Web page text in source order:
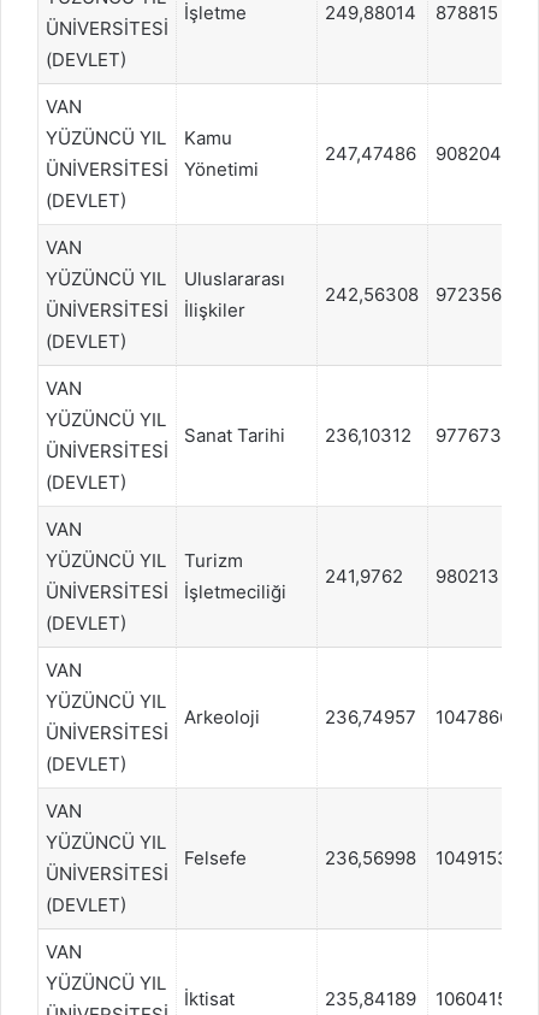
ÜNİVERSİTESİ
(DEVLET)
İşletme 249,88014 878815
VAN
YÜZÜNCÜ YIL
ÜNİVERSİTESİ
(DEVLET)
Kamu
Yönetimi
247,47486 908204
VAN
YÜZÜNCÜ YIL
ÜNİVERSİTESİ
(DEVLET)
Uluslararası
İlişkiler
242,56308 972356
VAN
YÜZÜNCÜ YIL
ÜNİVERSİTESİ
(DEVLET)
Sanat Tarihi 236,10312 977673
VAN
YÜZÜNCÜ YIL
ÜNİVERSİTESİ
(DEVLET)
Turizm
İşletmeciliği
241,9762 980213
VAN
YÜZÜNCÜ YIL
ÜNİVERSİTESİ
(DEVLET)
Arkeoloji 236,74957 1047866
VAN
YÜZÜNCÜ YIL
ÜNİVERSİTESİ
(DEVLET)
Felsefe 236,56998 1049153
VAN
YÜZÜNCÜ YIL
İktisat 235,84189 1060415